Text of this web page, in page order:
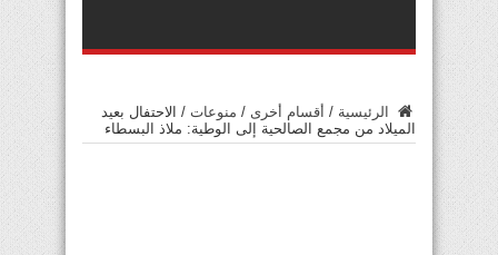
الرئيسية / أقسام أخرى / منوعات / الاحتفال بعيد
الميلاد من مجمع الصالحية إلى الوطية: ملاذ البسطاء